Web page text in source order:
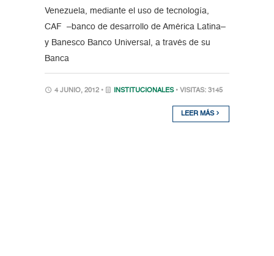
Venezuela, mediante el uso de tecnología,
CAF –banco de desarrollo de América Latina–
y Banesco Banco Universal, a través de su
Banca
4 JUNIO, 2012 • INSTITUCIONALES • VISITAS: 3145
LEER MÁS